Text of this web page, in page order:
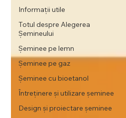
Informații utile
Totul despre Alegerea
Șemineului
Șeminee pe lemn
Șeminee pe gaz
Șeminee cu bioetanol
Întreținere și utilizare șeminee
Design și proiectare șeminee